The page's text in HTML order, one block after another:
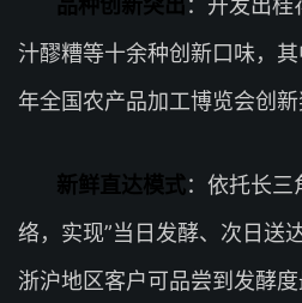
品种创新突出 ：开发出
汁醪糟等十余种创新口味，
年全国农产品加工博览会创新
新鲜直达模式：依托长三
络，实现”当日发酵、次日送
浙沪地区客户可品尝到发酵度